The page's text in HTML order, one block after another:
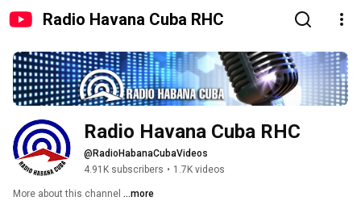
Radio Havana Cuba RHC
Radio Havana Cuba RHC
@RadioHabanaCubaVideos
4.91K subscribers • 1.7K videos
More about this channel ...more